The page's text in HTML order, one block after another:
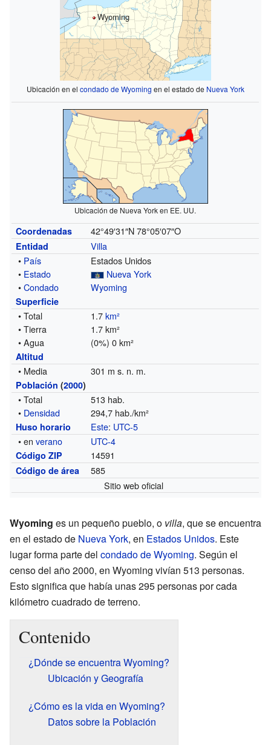
Wyoming
Ubicación en el condado de Wyoming en el estado de Nueva York
Ubicación de Nueva York en EE. UU.
Coordenadas 42°49′31″N 78°05′07″O
Entidad
Villa
• País
Estados Unidos
• Estado
Nueva York
•Condado Wyoming
Superficie
• Total 1.7km²
• Tierra
1.7 km²
• Agua
(0%) 0 km²
Altitud
• Media 301 m s. n. m.
Población (2000)
• Total
513 hab.
• Densidad 294,7 hab./km²
Huso horario Este: UTC-5
• enverano UTC-4
Código ZIP 14591
Código de área
585
Sitio web oficial
Wyoming es un pequeño pueblo, o villa, que se encuentra
en el estado de Nueva York, en Estados Unidos. Este
lugar forma parte del condado de Wyoming. Según el
censo del año 2000, en Wyoming vivían 513 personas.
Esto significa que había unas 295 personas por cada
kilómetro cuadrado de terreno.
Contenido
¿Dónde se encuentra Wyoming?
Ubicación y Geografía
¿Cómo es la vida en Wyoming?
Datos sobre la Población